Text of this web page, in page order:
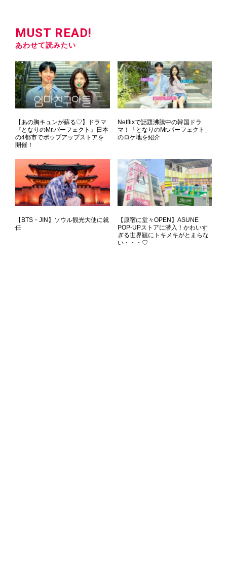
MUST READ!
あわせて読みたい
【あの胸キュンが蘇る♡】ドラマ
『となりのMr.パーフェクト』日本
の4都市でポップアップストアを
開催！
Netflixで話題沸騰中の韓国ドラ
マ！「となりのMr.パーフェクト」
のロケ地を紹介
【BTS・JIN】ソウル観光大使に就
任
【原宿に堂々OPEN】ASUNE
POP-UPストアに潜入！かわいす
ぎる世界観にトキメキがとまらな
い・・・♡